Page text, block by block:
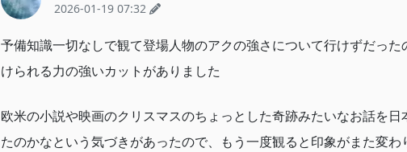
2026-01-19 07:32
予備知識一切なしで観て登場人物のアクの強さについて行けずだっ
けられる力の強いカットがありました
欧米の小説や映画のクリスマスのちょっとした奇跡みたいなお話を
たのかなという気づきがあったので、もう一度観ると印象がまた変わ